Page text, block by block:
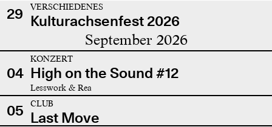
29 VERSCHIEDENES
Kulturachsenfest 2026
September 2026
04
KONZERT
High on the Sound #12
Lesswork & Rea
05 CLUB
Last Move